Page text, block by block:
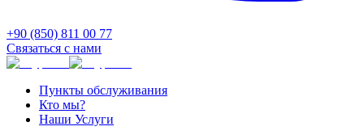
+90 (850) 811 00 77
Связаться с нами
Пункты обслуживания
Кто мы?
Наши Услуги